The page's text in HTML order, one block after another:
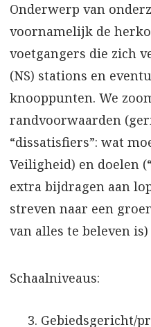
Onderwerp van
voornamelijk de
voetgangers die zich
(NS) stations en
knooppunten. We
randvoorwaarden
“dissatisfiers”: wat
Veiligheid) en doelen
extra bijdragen aan
streven naar een
van alles te beleven is)
Schaalniveaus:
Gebiedsgericht/